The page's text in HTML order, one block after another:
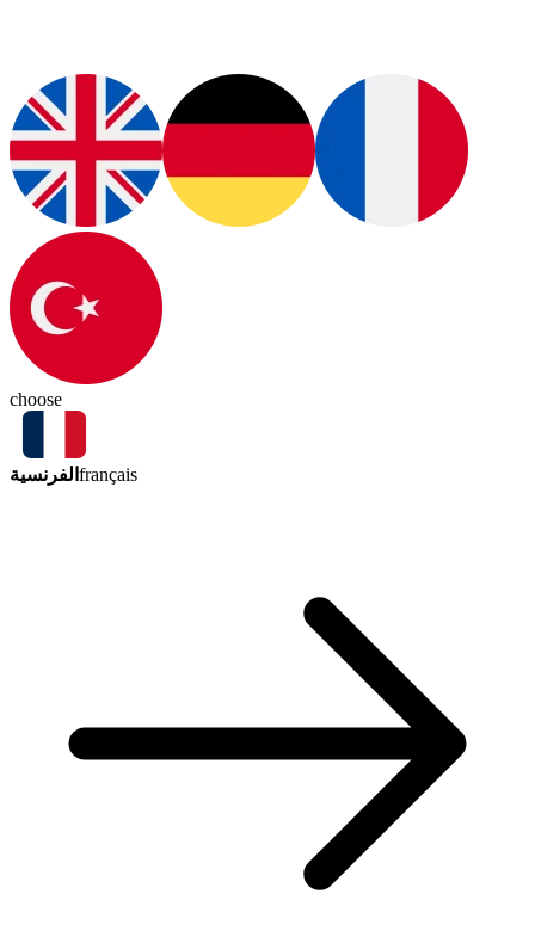
choose
الفرنسية français